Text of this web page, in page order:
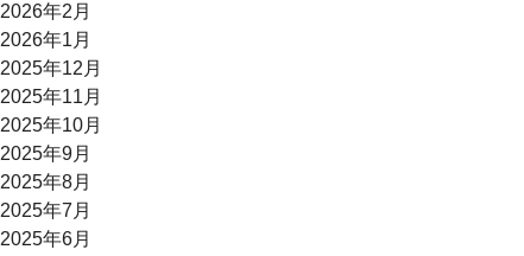
2026年2月
2026年1月
2025年12月
2025年11月
2025年10月
2025年9月
2025年8月
2025年7月
2025年6月